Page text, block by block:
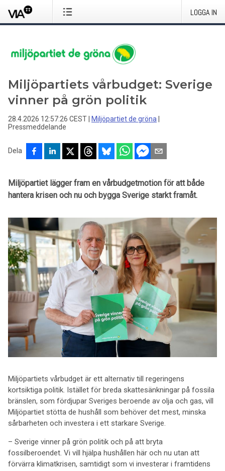
LOGGA IN
Miljöpartiets vårbudget: Sverige
vinner på grön politik
28.4.2026 12:57:26 CEST Miljöpartiet de gröna
Pressmeddelande
Dela
Miljöpartiet lägger fram en vårbudgetmotion för att både
hantera krisen och nu och bygga Sverige starkt framåt.
Miljöpartiets vårbudget är ett alternativ till regeringens
kortsiktiga politik. Istället för breda skattesänkningar på fossila
bränslen, som fördjupar Sveriges beroende av olja och gas, vill
Miljöpartiet stötta de hushåll som behöver det mest, minska
sårbarheten och investera i ett starkare Sverige.
– Sverige vinner på grön politik och på att bryta
fossilberoendet. Vi vill hjälpa hushållen här och nu utan att
förvärra klimatkrisen, samtidigt som vi investerar i framtidens